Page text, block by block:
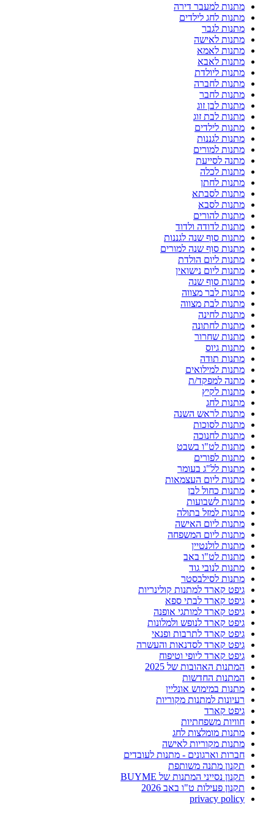
מתנות למעבר דירה
מתנות לחג לילדים
מתנות לגבר
מתנות לאישה
מתנות לאמא
מתנות לאבא
מתנות ליולדת
מתנות לחברה
מתנות לחבר
מתנות לבן זוג
מתנות לבת זוג
מתנות לילדים
מתנות לגננות
מתנות למורים
מתנה לסייעת
מתנות לכלה
מתנות לחתן
מתנות לסבתא
מתנות לסבא
מתנות להורים
מתנות לדודה ולדוד
מתנות סוף שנה לגננות
מתנות סוף שנה למורים
מתנות ליום הולדת
מתנות ליום נישואין
מתנות סוף שנה
מתנות לבר מצווה
מתנות לבת מצווה
מתנות לחינה
מתנות לחתונה
מתנות שחרור
מתנות גיוס
מתנות תודה
מתנות למילואים
מתנה למפקד/ת
מתנות לקיץ
מתנות לחג
מתנות לראש השנה
מתנות לסוכות
מתנות לחנוכה
מתנות לט"ו בשבט
מתנות לפורים
מתנות לל"ג בעומר
מתנות ליום העצמאות
מתנות כחול לבן
מתנות לשבועות
מתנות למזל בתולה
מתנות ליום האישה
מתנות ליום המשפחה
מתנות לולנטיין
מתנות לט"ו באב
מתנות לנובי גוד
מתנות לסילבסטר
גיפט קארד למתנות קולינריות
גיפט קארד לבתי ספא
גיפט קארד למותגי אופנה
גיפט קארד לנופש ולמלונות
גיפט קארד לתרבות ופנאי
גיפט קארד לסדנאות והעשרה
גיפט קארד ליופי וטיפוח
המתנות האהובות של 2025
המתנות החדשות
מתנות במימוש אונליין
רעיונות למתנות מקוריות
גיפט קארד
חוויות משפחתיות
מתנות מומלצות לחג
מתנות מקוריות לאישה
חברות וארגונים - מתנות לעובדים
תקנון מתנה משותפת
תקנון נסייני המתנות של BUYME
תקנון פעילות ט"ו באב 2026
privacy policy